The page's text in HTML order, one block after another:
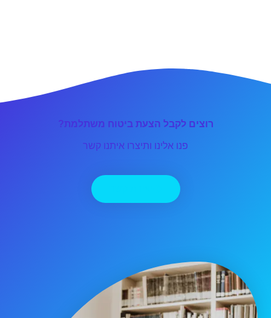
רוצים לקבל הצעת ביטוח משתלמת?
פנו אלינו ותיצרו איתנו קשר